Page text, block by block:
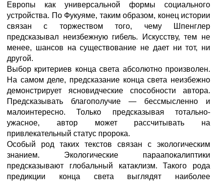
Европы как универсальной формы социального
устройства. По Фукуяме, таким образом, конец истории
связан с торжеством того, чему Шпенглер
предсказывал неизбежную гибель. Искусству, тем не
менее, шансов на существование не дает ни тот, ни
другой.
Выбор критериев конца света абсолютно произволен.
На самом деле, предсказание конца света неизбежно
демонстрирует ясновидческие способности автора.
Предсказывать благополучие — бессмысленно и
малоинтересно. Только предсказывая тотально-
ужасное, автор может рассчитывать на
привлекательный статус пророка.
Особый род таких текстов связан с экологическим
знанием. Экологические параапокалиптики
предсказывают глобальный катаклизм. Такого рода
предикции конца света выглядят наиболее